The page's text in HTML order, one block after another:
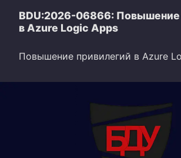
BDU:2026-06866: Повышение
в Azure Logic Apps
Повышение привилегий в Azure